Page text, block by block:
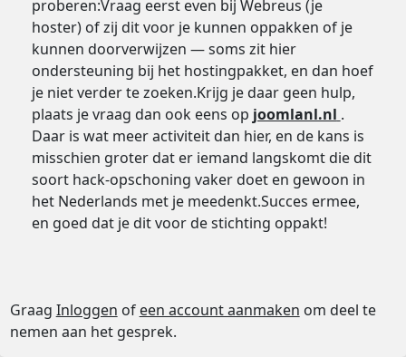
proberen:Vraag eerst even bij Webreus (je
hoster) of zij dit voor je kunnen oppakken of je
kunnen doorverwijzen — soms zit hier
ondersteuning bij het hostingpakket, en dan hoef
je niet verder te zoeken.Krijg je daar geen hulp,
plaats je vraag dan ook eens op joomlanl.nl .
Daar is wat meer activiteit dan hier, en de kans is
misschien groter dat er iemand langskomt die dit
soort hack-opschoning vaker doet en gewoon in
het Nederlands met je meedenkt.Succes ermee,
en goed dat je dit voor de stichting oppakt!
Graag Inloggen of een account aanmaken om deel te
nemen aan het gesprek.